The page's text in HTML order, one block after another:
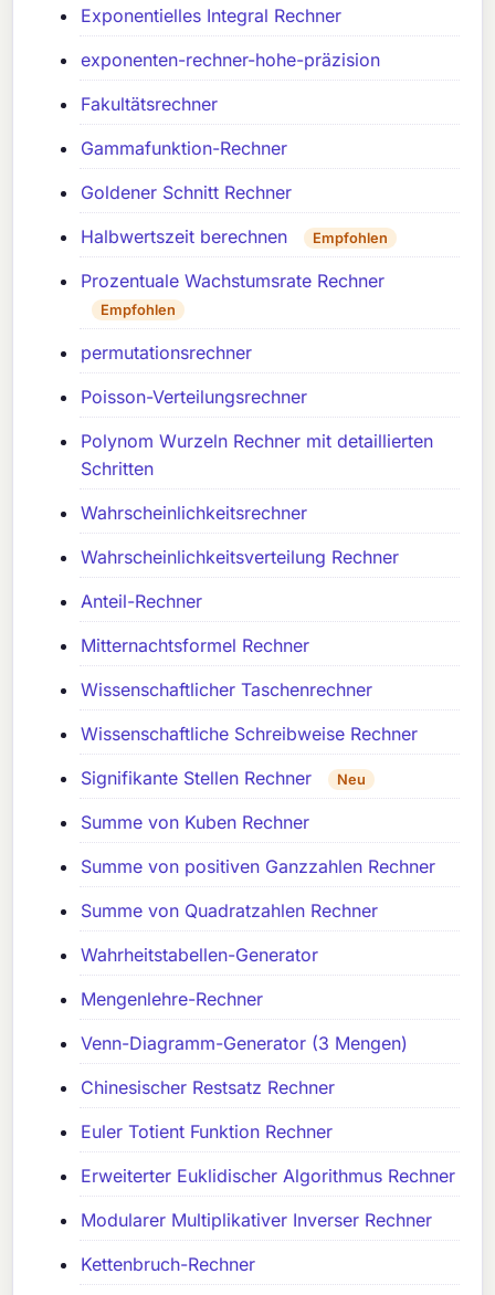
Exponentielles Integral Rechner
exponenten-rechner-hohe-präzision
Fakultätsrechner
Gammafunktion-Rechner
Goldener Schnitt Rechner
Halbwertszeit berechnen
Empfohlen
Prozentuale Wachstumsrate Rechner
Empfohlen
permutationsrechner
Poisson-Verteilungsrechner
Polynom Wurzeln Rechner mit detaillierten
Schritten
Wahrscheinlichkeitsrechner
Wahrscheinlichkeitsverteilung Rechner
Anteil-Rechner
Mitternachtsformel Rechner
Wissenschaftlicher Taschenrechner
Wissenschaftliche Schreibweise Rechner
Signifikante Stellen Rechner
Neu
Summe von Kuben Rechner
Summe von positiven Ganzzahlen Rechner
Summe von Quadratzahlen Rechner
Wahrheitstabellen-Generator
Mengenlehre-Rechner
Venn-Diagramm-Generator (3 Mengen)
Chinesischer Restsatz Rechner
Euler Totient Funktion Rechner
Erweiterter Euklidischer Algorithmus Rechner
Modularer Multiplikativer Inverser Rechner
Kettenbruch-Rechner